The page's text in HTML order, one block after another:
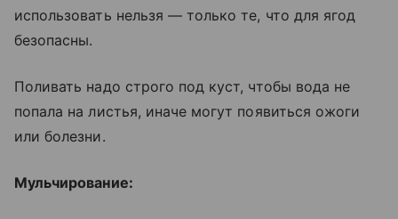
использовать нельзя — только те, что для ягод
безопасны.
Поливать надо строго под куст, чтобы вода не
попала на листья, иначе могут появиться ожоги
или болезни.
Мульчирование: